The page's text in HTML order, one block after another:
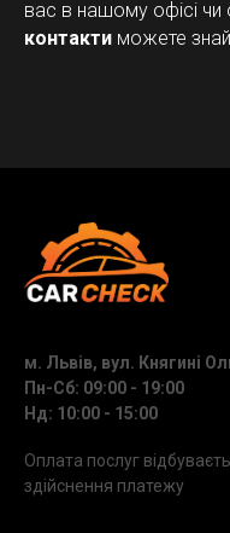
вас в нашому офісі чи
контакти можете
м. Львів, вул. Княгині
Пн-Сб: 09:00 - 19:00
Нд: 10:00 - 15:00
Оплата послуг
здійснення платежу